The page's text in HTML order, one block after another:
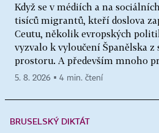
Když se v médiích a na
tisíců migrantů, kteří doslova
Ceutu, několik evropských
vyzvalo k vyloučení Španělska z
prostoru. A především mnoho
5. 8. 2026 ▪ 4 min. čtení
BRUSELSKÝ DIKTÁT